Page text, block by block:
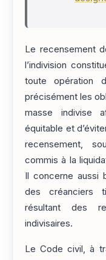
Le recensement
l’indivision
toute opération
précisément les
masse indivise
équitable et
recensement,
commis à la
Il concerne aussi
des créanciers
résultant des
indivisaires.
Le Code civil, à